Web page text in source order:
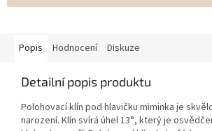
Popis Hodnocení Diskuze
Detailní popis produktu
Polohovací klín pod hlavičku miminka je
narození. Klín svírá úhel 13°, který je